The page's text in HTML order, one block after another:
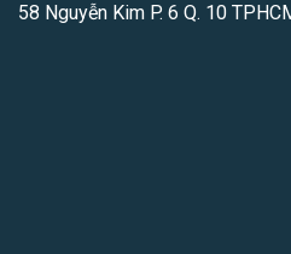
58 Nguyễn Kim P. 6 Q. 10